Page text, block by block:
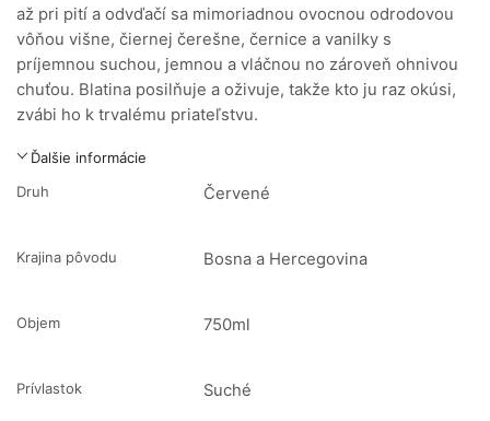
až pri pití a odvďačí sa mimoriadnou ovocnou odrodovou
vôňou višne, čiernej čerešne, černice a vanilky s
príjemnou suchou, jemnou a vláčnou no zároveň ohnivou
chuťou. Blatina posilňuje a oživuje, takže kto ju raz okúsi,
zvábi ho k trvalému priateľstvu.
Ďalšie informácie
Druh
Červené
Krajina pôvodu Bosna a Hercegovina
Objem 750ml
Prívlastok Suché